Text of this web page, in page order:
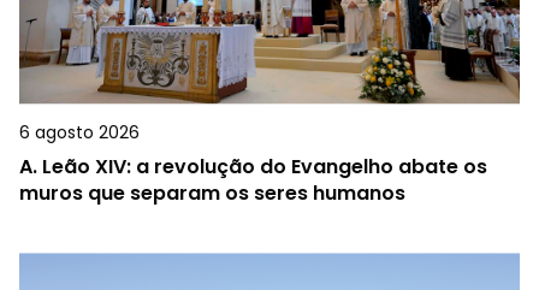
6 agosto 2026
A. Leão XIV: a revolução do Evangelho abate os
muros que separam os seres humanos